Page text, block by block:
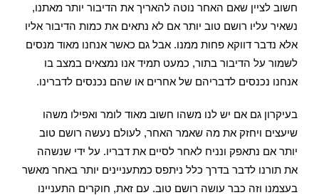
חשוב לציין שאם האחר נוטה להאריך את הדיבור יותר מאתנו,
נשאיר עליו רושם טוב יותר אם לא נתאים את כמות הדיבור אליו
אלא נדבר דווקא פחות ממנו. אבל גם כאשר אנחנו מאוד מנסים
לשמור על הדיבור בתור, כמעט תמיד אנו נמצאים במצב בו
אנחנו נכנסים לדבריהם של אחרים או שהם נכנסים לדברינו.
בעיקרון גם אם יש לנו משהו חשוב מאוד לומר ואפילו משהו
שיעצים ויחזק את מה שאמר האחר, לעולם נעשה רושם טוב
יותר אם נתאפק ונניח לאחר לסיים את דבריו. על ידי שנשהה
את תורנו לדבר בדרך כלל ניתפס כמתעניינים יותר באחר מאשר
בעצמנו וזה כבר עושה רושם טוב. עם זאת, חוקרים התעניינו